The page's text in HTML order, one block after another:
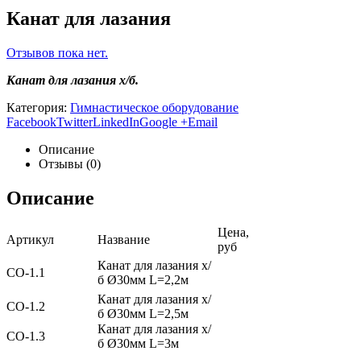
Канат для лазания
Отзывов пока нет.
Канат для лазания х/б.
Категория: Гимнастическое оборудование
FacebookTwitterLinkedInGoogle +Email
Описание
Отзывы (0)
Описание
Артикул Название
Цена,
руб
СО-1.1
Канат для лазания х/
б Ø30мм L=2,2м
СО-1.2
Канат для лазания х/
б Ø30мм L=2,5м
СО-1.3
Канат для лазания х/
б Ø30мм L=3м